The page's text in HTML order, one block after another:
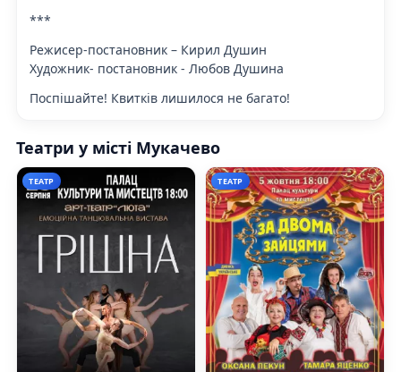
***
Режисер-постановник – Кирил Душин
Художник- постановник - Любов Душина
Поспішайте! Квитків лишилося не багато!
Театри у місті Мукачево
ТЕАТР ТЕАТР